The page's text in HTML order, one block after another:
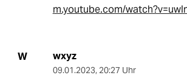
m.youtube.com/
W wxyz
09.01.2023, 20:27 Uhr